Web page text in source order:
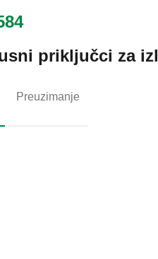
priključci za
Preuzimanje